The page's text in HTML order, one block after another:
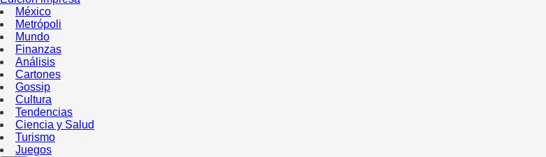
México
Metrópoli
Mundo
Finanzas
Análisis
Cartones
Gossip
Cultura
Tendencias
Ciencia y Salud
Turismo
Juegos